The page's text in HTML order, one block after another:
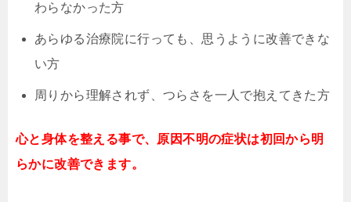
わらなかった方
あらゆる治療院に行っても、思うように改善できな
い方
周りから理解されず、つらさを一人で抱えてきた方
心と身体を整える事で、原因不明の症状は初回から明
らかに改善できます。